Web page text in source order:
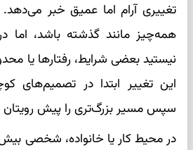
تغییری آرام اما عمیق خبر
همه‌چیز مانند گذشته باشد، اما
نیستید بعضی شرایط، رفتارها یا
این تغییر ابتدا در
سپس مسیر بزرگ‌تری را پیش رویتان
در محیط کار یا خانواده، شخصی بیش